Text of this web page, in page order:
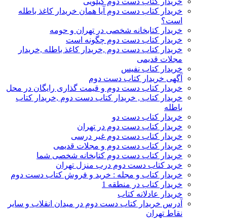
خریدار کتاب دست دوم آیا همان خریدار کاغذ باطله
است؟
خریدار کتابخانه شخصی در تهران و حومه
خریدار کتاب دست دوم چگونه است
خریدار کتاب دست دوم ,خریدار کاغذ باطله ,خریدار
مجلات قدیمی
خریدار کتاب نفیس
آگهی خریدار کتاب دست دوم
خریدار کتاب دست دوم و قیمت گذاری رایگان در محل
خریدار کتاب , خریدار کتاب دست دوم ,خریدار کتاب
باطله
خریدار کتاب دست دو
خریدار کتاب دست دوم در تهران
خریدار کتاب دست دوم غیر درسی
خریدار کتاب دست دوم و مجلات قدیمی
خریدار کتاب دست دوم کتابخانه شخصی شما
خرید کتاب دست دوم درب منزل تهران
خریدار کتاب و مجله : خرید و فروش کتاب دست دوم
خریدار کتاب در منطقه 1
خریدار عادلانه کتاب
آدرس خریدار کتاب دست دوم در میدان انقلاب و سایر
نقاط تهران